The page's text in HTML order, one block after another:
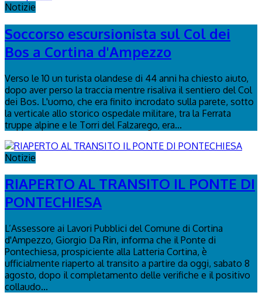
Notizie
Soccorso escursionista sul Col dei
Bos a Cortina d'Ampezzo
Verso le 10 un turista olandese di 44 anni ha chiesto aiuto,
dopo aver perso la traccia mentre risaliva il sentiero del Col
dei Bos. L'uomo, che era finito incrodato sulla parete, sotto
la verticale allo storico ospedale militare, tra la Ferrata
truppe alpine e le Torri del Falzarego, era...
Notizie
RIAPERTO AL TRANSITO IL PONTE DI
PONTECHIESA
L’Assessore ai Lavori Pubblici del Comune di Cortina
d'Ampezzo, Giorgio Da Rin, informa che il Ponte di
Pontechiesa, prospiciente alla Latteria Cortina, è
ufficialmente riaperto al transito a partire da oggi, sabato 8
agosto, dopo il completamento delle verifiche e il positivo
collaudo...